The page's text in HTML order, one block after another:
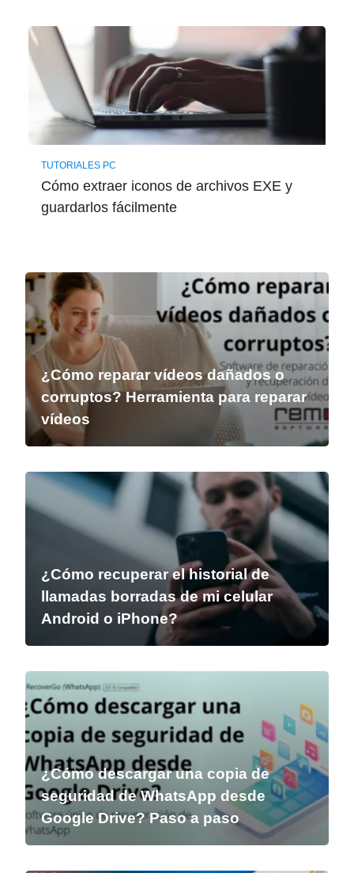
TUTORIALES PC
Cómo extraer iconos de archivos EXE y
guardarlos fácilmente
¿Cómo reparar vídeos dañados o
corruptos? Herramienta para reparar
vídeos
¿Cómo recuperar el historial de
llamadas borradas de mi celular
Android o iPhone?
¿Cómo descargar una copia de
seguridad de WhatsApp desde
Google Drive? Paso a paso